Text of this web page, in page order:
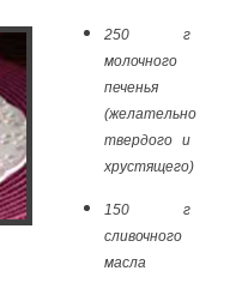
250 г
молочного
печенья
(желательно
твердого и
хрустящего)
150 г
сливочного
масла